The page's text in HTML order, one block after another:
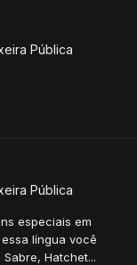
Pública
Pública
especiais em
língua você
Hatchet...